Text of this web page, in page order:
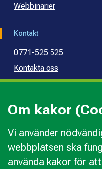
Om kakor
Vi använder
webbplatsen ska
använda kakor för
Webbinarier
Kontakt
0771-525 525
Kontakta oss
Press
Kommunal budget- och